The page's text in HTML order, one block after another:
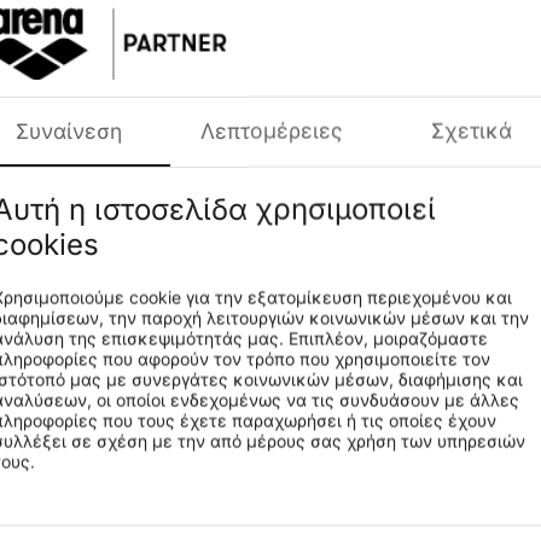
Τιμή 30 Ημερών:49.99€ Χαμηλότερη Τιμή 30
Unisex Bathrobe
810
Arena Zeal Robe Unisex
CODE: 009032-710
Συναίνεση Λεπτομέρειες Σχετικά
η ιστοσελίδα χρησιμοποιεί
cookie για την εξατομίκευση περιεχομένου και
την παροχή λειτουργιών κοινωνικών μέσων και την
της επισκεψιμότητάς μας. Επιπλέον, μοιραζόμαστε
που αφορούν τον τρόπο που χρησιμοποιείτε τον
μας με συνεργάτες κοινωνικών μέσων, διαφήμισης και
οι οποίοι ενδεχομένως να τις συνδυάσουν με άλλες
που τους έχετε παραχωρήσει ή τις οποίες έχουν
σε σχέση με την από μέρους σας χρήση των υπηρεσιών